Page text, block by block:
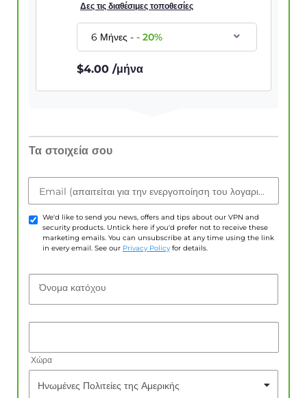
Δες τις διαθέσιμες τοποθεσίες
6 Μήνες--20%
$4.00 /μήνα
Τα στοιχεία σου
Email (απαιτείται για την ενεργοποίηση του λογαριασμού)
We'd like to send you news, offers and tips about our VPN and
security products. Untick here if you'd prefer not to receive these
marketing emails. You can unsubscribe at any time using the link
in every email. See our Privacy Policy for details.
Όνομα κατόχου
Χώρα